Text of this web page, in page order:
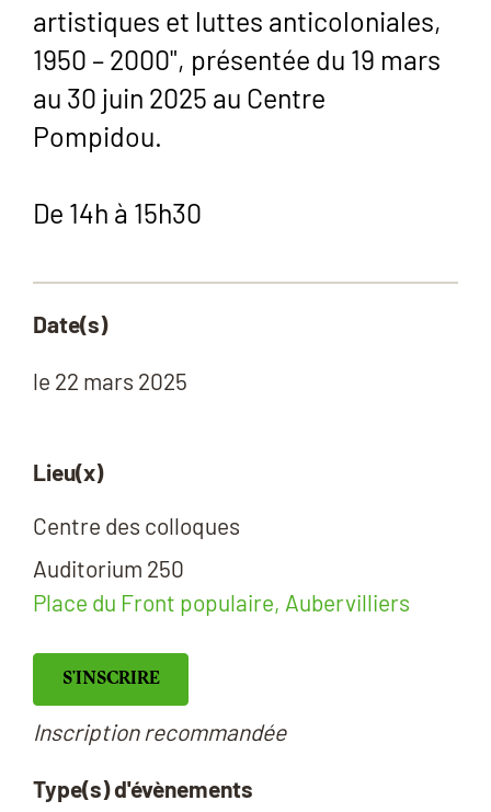
artistiques et luttes anticoloniales,
1950 – 2000", présentée du 19 mars
au 30 juin 2025 au Centre
Pompidou.
De 14h à 15h30
Date(s)
le 22 mars 2025
Lieu(x)
Centre des colloques
Auditorium 250
Place du Front populaire, Aubervilliers
S'INSCRIRE
Inscription recommandée
Type(s) d'évènements